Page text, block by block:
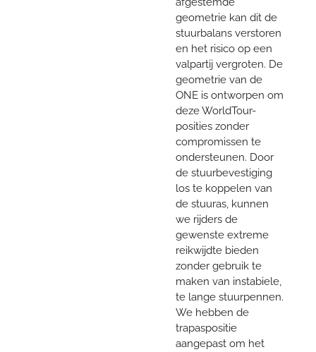
geometrie kan dit de
stuurbalans verstoren
en het risico op een
valpartij vergroten. De
geometrie van de
ONE is ontworpen om
deze WorldTour-
posities zonder
compromissen te
ondersteunen. Door
de stuurbevestiging
los te koppelen van
de stuuras, kunnen
we rijders de
gewenste extreme
reikwijdte bieden
zonder gebruik te
maken van instabiele,
te lange stuurpennen.
We hebben de
trapaspositie
aangepast om het